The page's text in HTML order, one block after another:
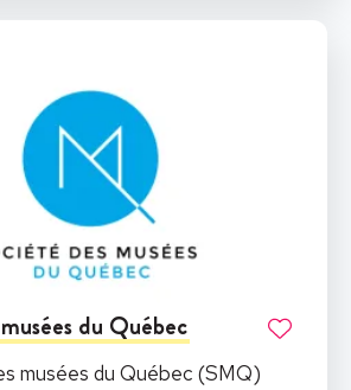
du Québec
musées du Québec (SMQ)